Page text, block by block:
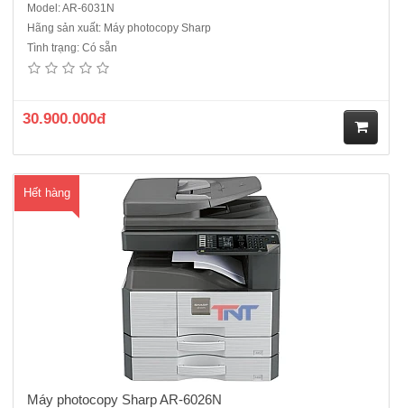
Model: AR-6031N
Hãng sản xuất: Máy photocopy Sharp
Tình trạng: Có sẵn
30.900.000đ
Hết hàng
Máy photocopy Sharp AR-6026N- Chức năng chính : Copy- in mạng-
scan màu- in 2 mặt- chia bộ điện tử- Tốc độ :26 trang /phút Bộ tự động
Máy photocopy Sharp AR-6026N